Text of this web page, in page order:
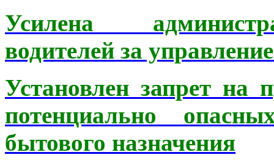
Усилена
водителей за
Установлен запрет на
потенциально
бытового назначения